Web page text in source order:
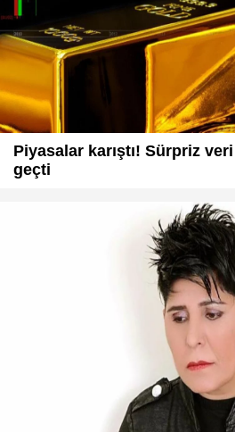
Piyasalar karıştı! Sürpriz
geçti